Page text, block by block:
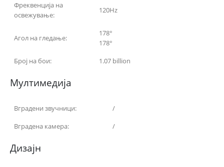
Фреквенција на
освежување:
120Hz
Агол на гледање:
178°
178°
Број на бои:
1.07 billion
Мултимедија
Вградени звучници:
/
Вградена камера:
/
Дизајн